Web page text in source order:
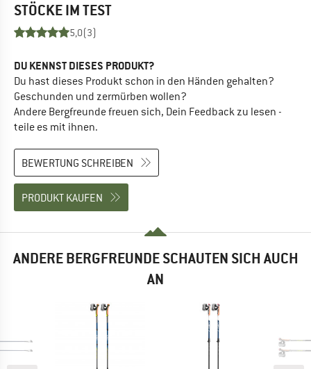
STÖCKEIM TEST
5,0(3)
DU KENNST DIESES PRODUKT?
Du hast dieses Produkt schon in den Händen gehalten?
Geschunden und zermürben wollen?
Andere Bergfreunde freuen sich, Dein Feedback zu lesen -
teile es mit ihnen.
BEWERTUNG SCHREIBEN
PRODUKT KAUFEN
ANDERE BERGFREUNDE SCHAUTEN SICH AUCH
AN